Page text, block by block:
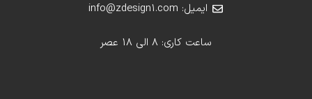
ایمیل: info@zdesign1.com
ساعت کاری: 8 الی 18 عصر